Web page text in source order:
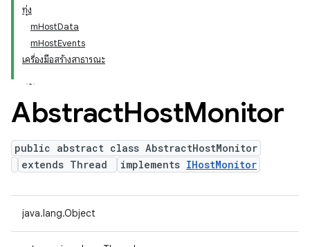
ทุ่ง
mHostData
mHostEvents
เครื่องมือสร้างสาธารณะ
AbstractHostMonitor
public abstract class AbstractHostMonitor
extends Thread
implements IHostMonitor
java.lang.Object